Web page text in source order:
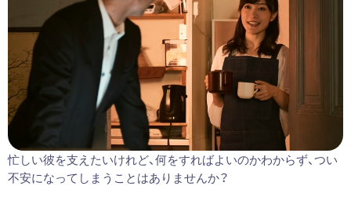
忙しい彼を支えたいけれど、何をすればよいのかわからず、つい
不安になってしまうことはありませんか？